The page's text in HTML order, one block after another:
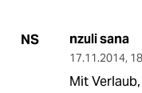
NS nzuli sana
17.11.2014,
Mit